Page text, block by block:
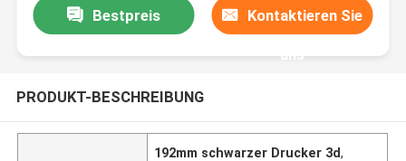
Bestpreis Kontaktieren Sie
uns
PRODUKT-BESCHREIBUNG
192mm schwarzer Drucker 3d,